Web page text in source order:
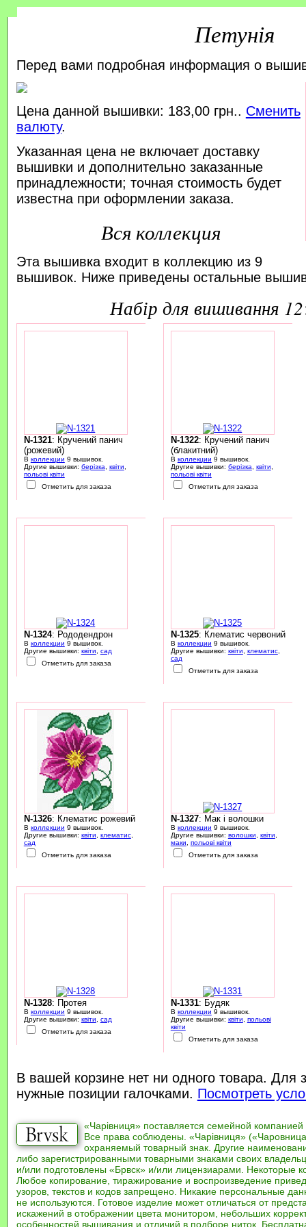
Петунія
Перед вами подробная информация о
Цена данной вышивки: 183,00 грн.. Сменить
валюту.
Указанная цена не включает доставку
вышивки и дополнительно заказанные
принадлежности; точная стоимость будет
известна при оформлении заказа.
Вся коллекция
Эта вышивка входит в коллекцию из 9
вышивок. Ниже приведены остальные
набір для вишивання
N-1321: Кручений панич
(рожевий)
В коллекции 9 вышивок.
Другие вышивки: берізка квіти
польові квіти
Отметить для заказа
N-1322: Кручений панич
(блакитний)
В коллекции 9 вышивок.
Другие вышивки: берізка квіти
польові квіти
Отметить для заказа
N-1324: Рододендрон
В коллекции 9 вышивок.
Другие вышивки: квіти
сад
Отметить для заказа
N-1325: Клематис червоний
В коллекции 9 вышивок.
Другие вышивки: квіти клематис,
сад
Отметить для заказа
N-1326: Клематис рожевий
В коллекции 9 вышивок.
Другие вышивки: квіти клематис,
сад
Отметить для заказа
N-1327: Мак і волошки
В коллекции 9 вышивок.
Другие вышивки: волошки квіти
маки
польові квіти
Отметить для заказа
N-1328: Протея
В коллекции 9 вышивок.
Другие вышивки: квіти
сад
Отметить для заказа
N-1331: Будяк
В коллекции 9 вышивок.
Другие вышивки: квіти
польові
квіти
Отметить для заказа
В вашей корзине нет ни одного товара. Для
нужные позиции галочками. Посмотреть
«Чарівниця» поставляется семейной компанией
Все права соблюдены. «Чарівниця»
охраняемый товарный знак. Другие
либо зарегистрированными товарными знаками своих
и/или подготовлены «Брвск» и/или лицензиарами. Некоторые
Любое копирование, тиражирование и воспроизведение
узоров, текстов и кодов запрещено. Никакие персональные
не используются. Готовое изделие может отличаться от
искажений в отображении цвета монитором, небольших
особенностей вышивания и отличий в подборе ниток.